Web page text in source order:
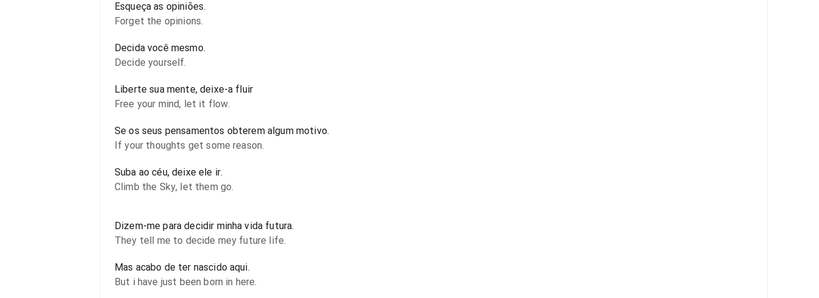
Esqueça as opiniões.
Forget the opinions.
Decida você mesmo.
Decide yourself.
Liberte sua mente, deixe-a fluir
Free your mind, let it flow.
Se os seus pensamentos obterem algum motivo.
If your thoughts get some reason.
Suba ao céu, deixe ele ir.
Climb the Sky, let them go.
Dizem-me para decidir minha vida futura.
They tell me to decide mey future life.
Mas acabo de ter nascido aqui.
But i have just been born in here.